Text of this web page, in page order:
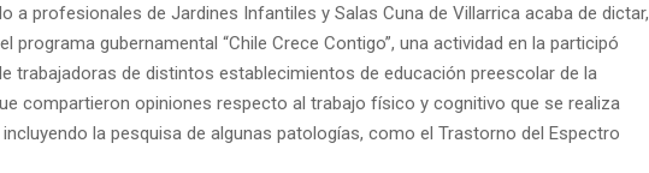
a profesionales de Jardines Infantiles y Salas Cuna de Villarrica acaba de dictar,
programa gubernamental “Chile Crece Contigo”, una actividad en la participó
trabajadoras de distintos establecimientos de educación preescolar de la
compartieron opiniones respecto al trabajo físico y cognitivo que se realiza
la pesquisa de algunas patologías, como el Trastorno del Espectro